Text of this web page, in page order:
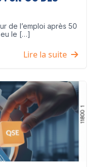
de l’emploi après 50
eu le […]
Lire la suite